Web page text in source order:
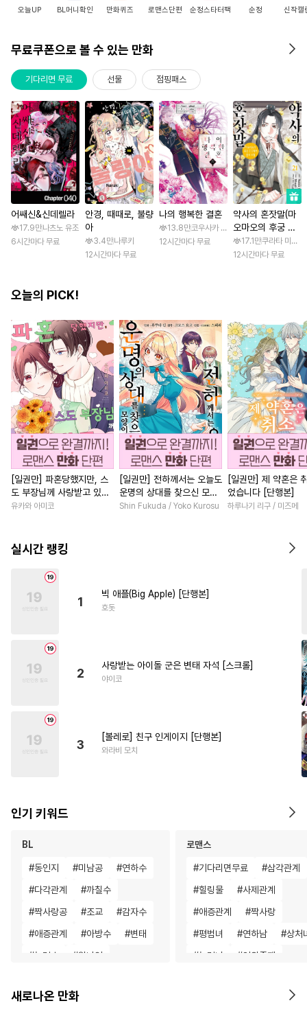
오늘UP BL머니확인 만화퀴즈 로맨스단편 순정스타터팩 순정 신작캘
무료쿠폰으로 볼 수 있는 만화
기다리면 무료 선물 점핑패스
어쌔신&신데렐라
17.9만나츠노 유조
6시간마다 무료
안경, 때때로, 불량
아
3.4만나루키
12시간마다 무료
나의 행복한 결혼
13.8만코우사카 리토 / 아기토기 아쿠미
12시간마다 무료
약사의 혼잣말(마
오마오의 후궁 수
수께끼 풀이수첩)
17.1만쿠라타 미노
12시간마다 무료
오늘의 PICK!
[일권만] 파혼당했지만, 스
도 부장님께 사랑받고 있습
니다 [단행본]
유카와 아미코
[일권만] 전하께서는 오늘도
운명의 상대를 찾으신 모양
이네요 (웃음) [단행본]
Shin Fukuda / Yoko Kurosu
[일권만] 제 약혼은
었습니다 [단행본]
하루나기 리구 / 미즈메
실시간 랭킹
1
빅 애플(Big Apple) [단행본]
호돗
2
사랑받는 아이돌 군은 변태 자석 [스크롤]
야이코
3
[볼레로] 친구 인게이지 [단행본]
와라비 모치
인기 키워드
BL
#동인지 #미남공 #연하수
#다각관계 #까칠수
#짝사랑공 #조교 #감자수
#애증관계 #아방수 #변태
#능력수 #원나잇
#강공 #질투
로맨스
#기다리면무료 #삼각관계
#힐링물 #사제관계
#애증관계 #짝사랑
#평범녀 #연하남 #상처
#능력녀 #인외존재
짝사
새로나온 만화